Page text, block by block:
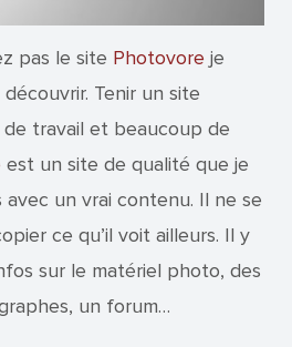
pas le site Photovore je
Tenir un site
travail et beaucoup de
est un site de qualité que je
avec un vrai contenu. Il ne se
ce qu’il voit ailleurs. Il y
sur le matériel photo, des
un forum…